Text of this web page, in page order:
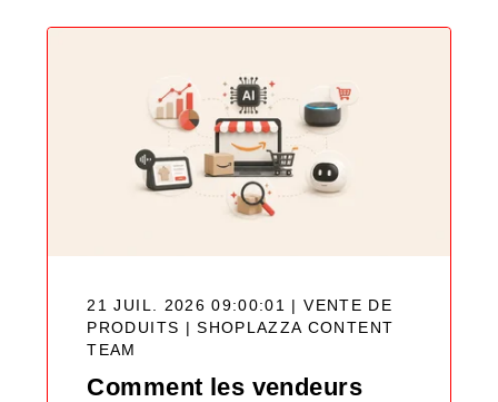
21 JUIL. 2026 09:00:01 | VENTE DE
PRODUITS |SHOPLAZZA CONTENT
TEAM
Comment les vendeurs